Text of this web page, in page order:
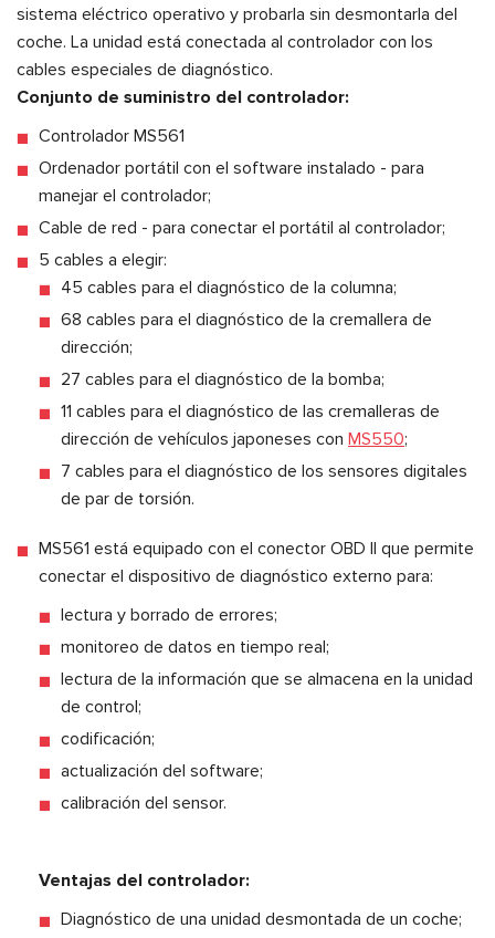
sistema eléctrico operativo y probarla sin desmontarla del
coche. La unidad está conectada al controlador con los
cables especiales de diagnóstico.
Conjunto de suministro del controlador:
Controlador MS561
Ordenador portátil con el software instalado - para
manejar el controlador;
Cable de red - para conectar el portátil al controlador;
5 cables a elegir:
45 cables para el diagnóstico de la columna;
68 cables para el diagnóstico de la cremallera de
dirección;
27 cables para el diagnóstico de la bomba;
11 cables para el diagnóstico de las cremalleras de
dirección de vehículos japoneses con MS550;
7 cables para el diagnóstico de los sensores digitales
de par de torsión.
MS561 está equipado con el conector OBD II que permite
conectar el dispositivo de diagnóstico externo para:
lectura y borrado de errores;
monitoreo de datos en tiempo real;
lectura de la información que se almacena en la unidad
de control;
codificación;
actualización del software;
calibración del sensor.
Ventajas del controlador:
Diagnóstico de una unidad desmontada de un coche;